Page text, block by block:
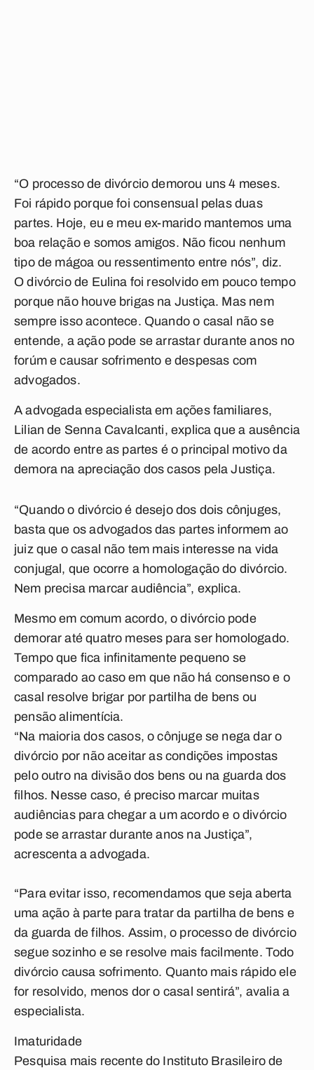
“O processo de divórcio demorou uns 4 meses.
Foi rápido porque foi consensual pelas duas
partes. Hoje, eu e meu ex-marido mantemos uma
boa relação e somos amigos. Não ficou nenhum
tipo de mágoa ou ressentimento entre nós”, diz.
O divórcio de Eulina foi resolvido em pouco tempo
porque não houve brigas na Justiça. Mas nem
sempre isso acontece. Quando o casal não se
entende, a ação pode se arrastar durante anos no
forúm e causar sofrimento e despesas com
advogados.
A advogada especialista em ações familiares,
Lilian de Senna Cavalcanti, explica que a ausência
de acordo entre as partes é o principal motivo da
demora na apreciação dos casos pela Justiça.
“Quando o divórcio é desejo dos dois cônjuges,
basta que os advogados das partes informem ao
juiz que o casal não tem mais interesse na vida
conjugal, que ocorre a homologação do divórcio.
Nem precisa marcar audiência”, explica.
Mesmo em comum acordo, o divórcio pode
demorar até quatro meses para ser homologado.
Tempo que fica infinitamente pequeno se
comparado ao caso em que não há consenso e o
casal resolve brigar por partilha de bens ou
pensão alimentícia.
“Na maioria dos casos, o cônjuge se nega dar o
divórcio por não aceitar as condições impostas
pelo outro na divisão dos bens ou na guarda dos
filhos. Nesse caso, é preciso marcar muitas
audiências para chegar a um acordo e o divórcio
pode se arrastar durante anos na Justiça”,
acrescenta a advogada.
“Para evitar isso, recomendamos que seja aberta
uma ação à parte para tratar da partilha de bens e
da guarda de filhos. Assim, o processo de divórcio
segue sozinho e se resolve mais facilmente. Todo
divórcio causa sofrimento. Quanto mais rápido ele
for resolvido, menos dor o casal sentirá”, avalia a
especialista.
Imaturidade
Pesquisa mais recente do Instituto Brasileiro de